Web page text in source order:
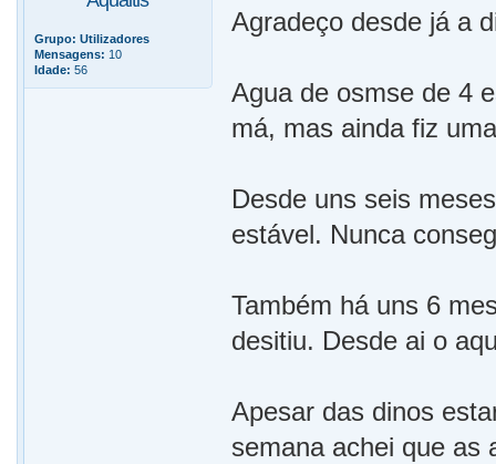
Grupo: Utilizadores
Mensagens: 10
Idade: 56
Agradeço desde já a
Agua de osmse de 4
má, mas ainda fiz
Desde uns seis
estável. Nunca
Também há uns 6
desitiu. Desde ai o
Apesar das dinos
semana achei que as